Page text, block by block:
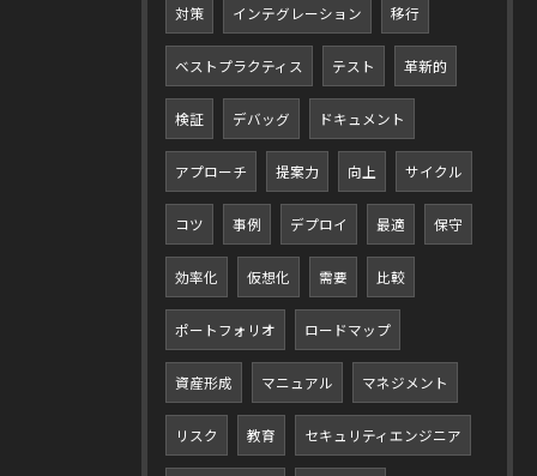
対策 インテグレーション 移行
ベストプラクティス テスト 革新的
検証 デバッグ ドキュメント
アプローチ 提案力 向上 サイクル
コツ 事例 デプロイ 最適 保守
効率化 仮想化 需要 比較
ポートフォリオ ロードマップ
資産形成 マニュアル マネジメント
リスク 教育 セキュリティエンジニア